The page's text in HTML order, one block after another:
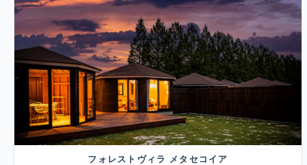
フォレストヴィラ メタセコイア